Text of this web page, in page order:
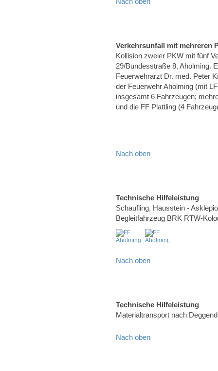
Verkehrsunfall mit mehreren
Kollision zweier PKW mit fünf
29/Bundesstraße 8, Aholming.
Feuerwehrarzt Dr. med. Peter
der Feuerwehr Aholming (mit
insgesamt 6 Fahrzeugen;
und die FF Plattling (4
Nach oben
Technische Hilfeleistung
Schaufling, Hausstein -
Begleitfahrzeug BRK RTW-
Nach oben
Technische Hilfeleistung
Materialtransport nach
Nach oben